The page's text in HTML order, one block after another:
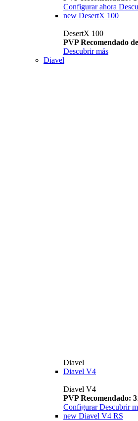
Configurar ahora
new DesertX 100
DesertX 100
PVP Recomendado
Descubrir más
Diavel
Diavel
Diavel V4
Diavel V4
PVP Recomendado:
Configurar Descubrir
new Diavel V4 RS